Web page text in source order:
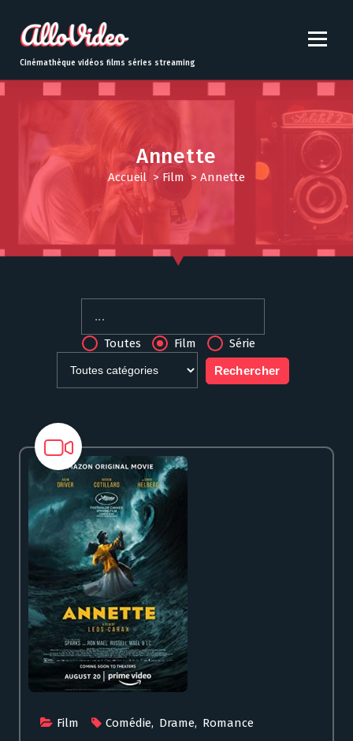
t
o
Cinémathèque vidéos films séries streaming
Annette
Accueil >Film > Annette
Toutes Film Série
Film Comédie, Drame, Romance